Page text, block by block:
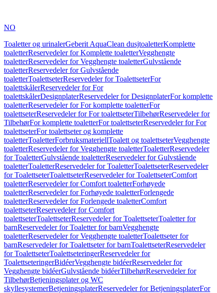
NO
Toaletter og urinalerGeberit AquaClean dusjtoaletterKomplette
toaletterReservedeler for Komplette toaletterVegghengte
toaletterReservedeler for Vegghengte toaletterGulvstående
toaletterReservedeler for Gulvstående
toaletterToalettseterReservedeler for ToalettseterFor
toalettskålerReservedeler for For
toalettskålerDesignplaterReservedeler for DesignplaterFor komplette
toaletterReservedeler for For komplette toaletterFor
toalettseterReservedeler for For toalettseterTilbehørReservedeler for
TilbehørFor komplette toaletterFor toalettseterReservedeler for For
toalettseterFor toalettseter og komplette
toaletterToaletterForbruksmateriellToalett og toalettseterVegghengte
toaletterReservedeler for Vegghengte toaletterToaletterReservedeler
for ToaletterGulvstående toaletterReservedeler for Gulvstående
toaletterToaletterReservedeler for ToaletterToalettseterReservedeler
for ToalettseterToalettseterReservedeler for ToalettseterComfort
toaletterReservedeler for Comfort toaletterForhøyede
toaletterReservedeler for Forhøyede toaletterForlengede
toaletterReservedeler for Forlengede toaletterComfort
toalettseterReservedeler for Comfort
toalettseterToalettseterReservedeler for ToalettseterToaletter for
barnReservedeler for Toaletter for barnVegghengte
toaletterReservedeler for Vegghengte toaletterToalettseter for
barnReservedeler for Toalettseter for barnToalettseterReservedeler
for ToalettseterToalettseteringerReservedeler for
ToalettseteringerBidéerVegghengte bidéerReservedeler for
Vegghengte bidéerGulvstående bidéerTilbehørReservedeler for
TilbehørBetjeningsplater og WC
skyllesystemerBetjeningsplaterReservedeler for BetjeningsplaterFor